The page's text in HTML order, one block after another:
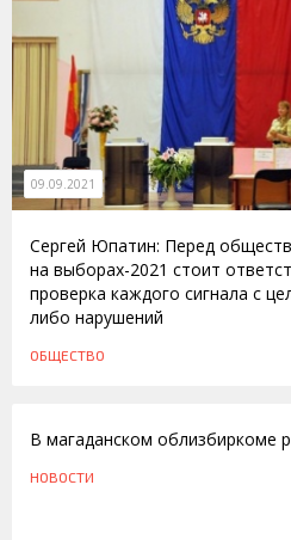
09.09.2021
Сергей Юпатин: Перед
на выборах-2021 стоит
проверка каждого сигнала с
либо нарушений
ОБЩЕСТВО
В магаданском облизбиркоме
НОВОСТИ